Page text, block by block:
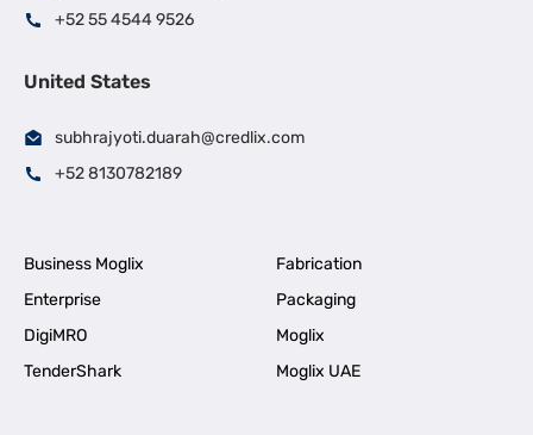
+52 55 4544 9526
United States
subhrajyoti.duarah@credlix.com
+52 8130782189
Business Moglix
Fabrication
Enterprise
Packaging
DigiMRO
Moglix
TenderShark
Moglix UAE